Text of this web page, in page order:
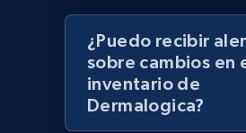
price, Currency, Stock, and
991+ 165+
¿Puedo recibir
sobre cambios en
inventario de
Dermalogica?